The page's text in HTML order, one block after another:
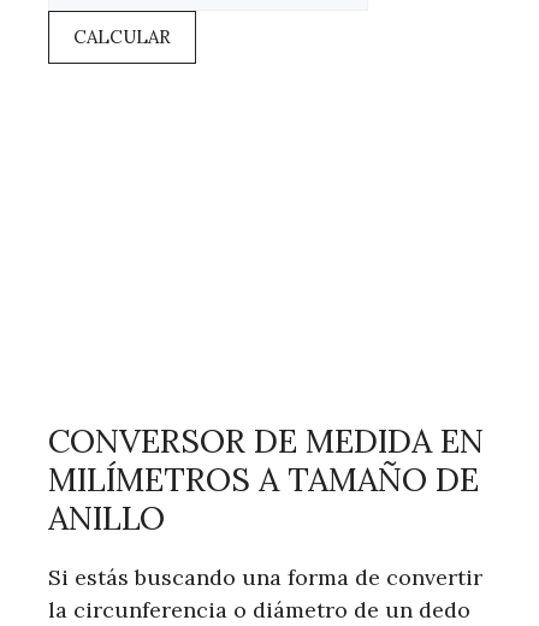
CALCULAR
CONVERSOR DE MEDIDA EN
MILÍMETROS A TAMAÑO DE
ANILLO
Si estás buscando una forma de convertir
la circunferencia o diámetro de un dedo